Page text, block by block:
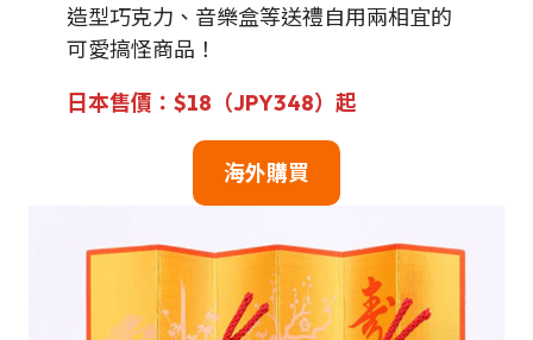
造型巧克力、音樂盒等送禮自用兩相宜的
可愛搞怪商品！
日本售價：$18（JPY348）起
海外購買